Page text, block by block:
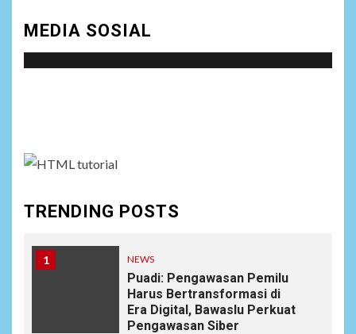
MEDIA SOSIAL
TRENDING POSTS
1 NEWS
Puadi: Pengawasan Pemilu
Harus Bertransformasi di
Era Digital, Bawaslu Perkuat
Pengawasan Siber